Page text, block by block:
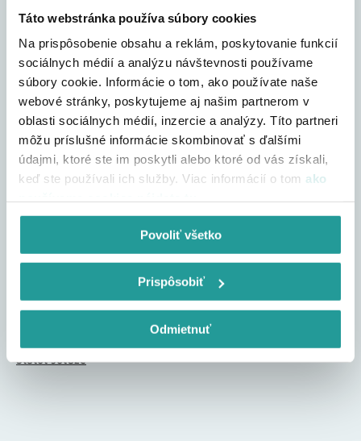
Táto webstránka používa súbory cookies
Na prispôsobenie obsahu a reklám, poskytovanie funkcií
sociálnych médií a analýzu návštevnosti používame
súbory cookie. Informácie o tom, ako používate naše
webové stránky, poskytujeme aj našim partnerom v
oblasti sociálnych médií, inzercie a analýzy. Títo partneri
môžu príslušné informácie skombinovať s ďalšími
údajmi, ktoré ste im poskytli alebo ktoré od vás získali,
keď ste používali ich služby. Viac informácií o tom ako
Povoliť všetko
Prispôsobiť
Odmietnuť
gólov strelených
našou
reprezentáciou na
turnaji EURO 2024
Štatút súťaže